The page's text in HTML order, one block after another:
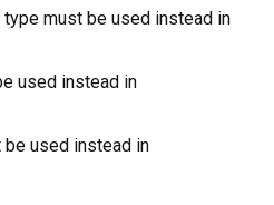
must be used instead in
used instead in
be used instead in